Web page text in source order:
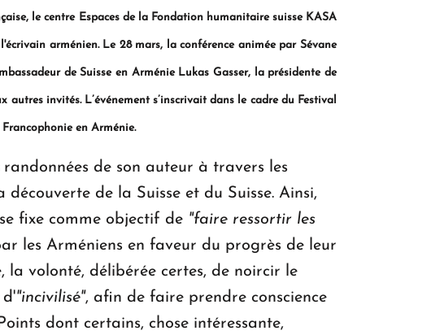
le centre Espaces de la Fondation humanitaire suisse KASA
arménien. Le 28 mars, la conférence animée par Sévane
de Suisse en Arménie Lukas Gasser, la présidente de
invités. L’événement s’inscrivait dans le cadre du Festival
en Arménie.
de son auteur à travers les
de la Suisse et du Suisse. Ainsi,
fixe comme objectif de "faire ressortir les
les Arméniens en faveur du progrès de leur
volonté, délibérée certes, de noircir le
d'"incivilisé", afin de faire prendre conscience
dont certains, chose intéressante,